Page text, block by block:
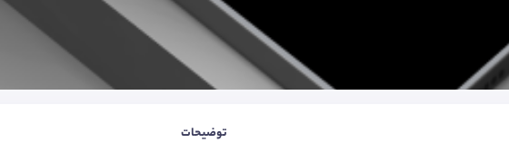
توضیحات